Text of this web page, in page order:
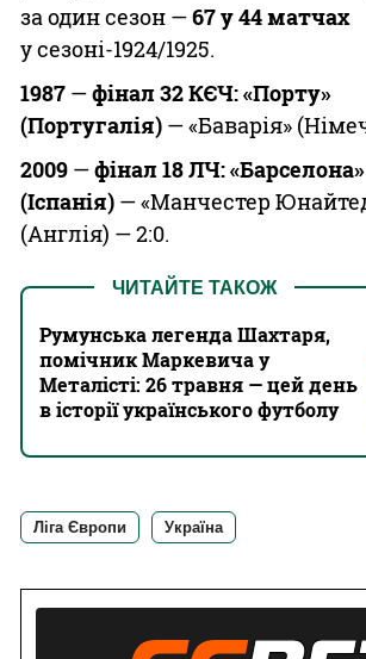
за один сезон —67 у 44 матчах
у сезоні-1924/1925.
1987 —фінал 32КЄЧ: «Порту»
(Португалія) — «Баварія»
2009 —фінал18 ЛЧ: «Барселона»
(Іспанія) — «Манчестер
(Англія) — 2:0.
ЧИТАЙТЕ ТАКОЖ
Румунська легенда Шахтаря,
помічник Маркевича у
Металісті: 26 травня — цей день
в історії українського футболу
Ліга Європи Україна